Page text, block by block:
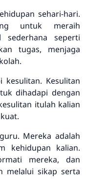
sehari-hari.
untuk meraih
sederhana seperti
tugas, menjaga
kesulitan. Kesulitan
dihadapi dengan
itulah kalian
Mereka adalah
kehidupan kalian.
mereka, dan
melalui sikap serta